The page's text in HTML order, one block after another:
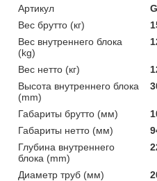
Артикул
Вес брутто (кг)
Вес внутреннего блока
(kg)
Вес нетто (кг)
Высота внутреннего блока
(mm)
Габариты брутто (мм)
Габариты нетто (мм)
Глубина внутреннего
блока (mm)
Диаметр труб (мм)